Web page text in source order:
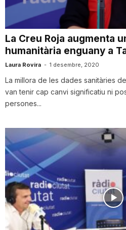
La Creu Roja augmenta
humanitària enguany a
Laura Rovira - 1 desembre, 2020
La millora de les dades sanitàries
van tenir cap canvi significatiu ni
persones...